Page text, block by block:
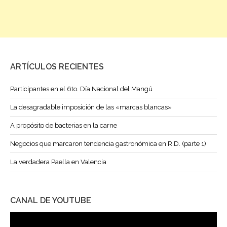
ARTÍCULOS RECIENTES
Participantes en el 6to. Día Nacional del Mangú
La desagradable imposición de las «marcas blancas»
A propósito de bacterias en la carne
Negocios que marcaron tendencia gastronómica en R.D. (parte 1)
La verdadera Paella en Valencia
CANAL DE YOUTUBE